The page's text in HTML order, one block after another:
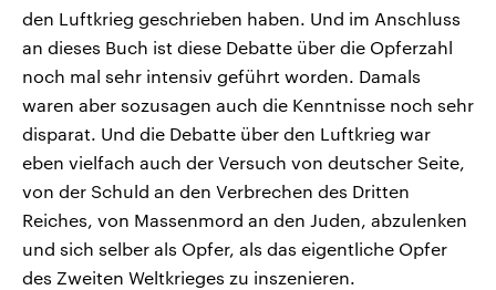
den Luftkrieg geschrieben haben. Und im Anschluss
an dieses Buch ist diese Debatte über die Opferzahl
noch mal sehr intensiv geführt worden. Damals
waren aber sozusagen auch die Kenntnisse noch sehr
disparat. Und die Debatte über den Luftkrieg war
eben vielfach auch der Versuch von deutscher Seite,
von der Schuld an den Verbrechen des Dritten
Reiches, von Massenmord an den Juden, abzulenken
und sich selber als Opfer, als das eigentliche Opfer
des Zweiten Weltkrieges zu inszenieren.